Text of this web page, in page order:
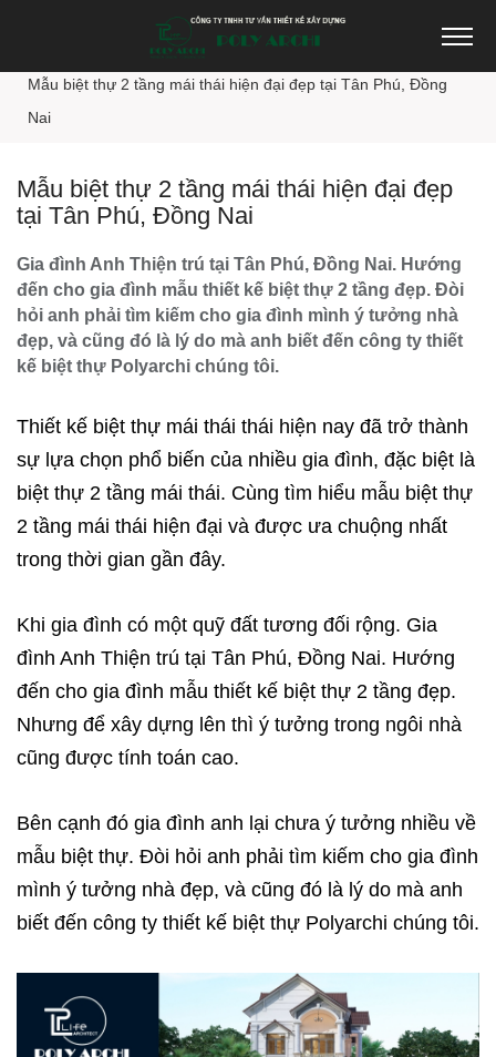
Thiết kế biệt thự
Mẫu biệt thự 2 tầng mái thái hiện đại đẹp tại Tân Phú, Đồng
Nai
Mẫu biệt thự 2 tầng mái thái hiện đại đẹp
tại Tân Phú, Đồng Nai
Gia đình Anh Thiện trú tại Tân Phú, Đồng Nai. Hướng
đến cho gia đình mẫu thiết kế biệt thự 2 tầng đẹp. Đòi
hỏi anh phải tìm kiếm cho gia đình mình ý tưởng nhà
đẹp, và cũng đó là lý do mà anh biết đến công ty thiết
kế biệt thự Polyarchi chúng tôi.
Thiết kế biệt thự mái thái thái hiện nay đã trở thành
sự lựa chọn phổ biến của nhiều gia đình, đặc biệt là
biệt thự 2 tầng mái thái. Cùng tìm hiểu mẫu biệt thự
2 tầng mái thái hiện đại và được ưa chuộng nhất
trong thời gian gần đây.
Khi gia đình có một quỹ đất tương đối rộng. Gia
đình Anh Thiện trú tại Tân Phú, Đồng Nai. Hướng
đến cho gia đình mẫu thiết kế biệt thự 2 tầng đẹp.
Nhưng để xây dựng lên thì ý tưởng trong ngôi nhà
cũng được tính toán cao.
Bên cạnh đó gia đình anh lại chưa ý tưởng nhiều về
mẫu biệt thự. Đòi hỏi anh phải tìm kiếm cho gia đình
mình ý tưởng nhà đẹp, và cũng đó là lý do mà anh
biết đến công ty thiết kế biệt thự Polyarchi chúng tôi.